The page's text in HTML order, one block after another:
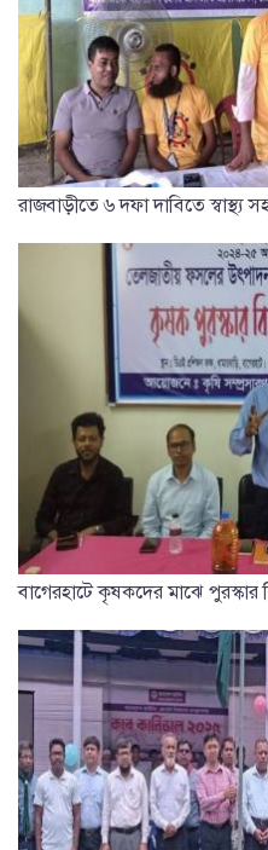
রাজবাড়ীতে ৬ দফা দাবিতে স্বাস্থ্য
বাগেরহাটে কৃষকদের মাঝে পুরস্কার